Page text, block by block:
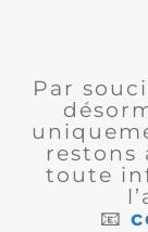
Par
restons
toute
📧